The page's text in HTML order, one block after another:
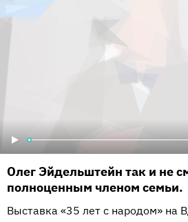
Олег Эйдельштейн так и не
полноценным членом семьи.
Выставка «35 лет с народом» на